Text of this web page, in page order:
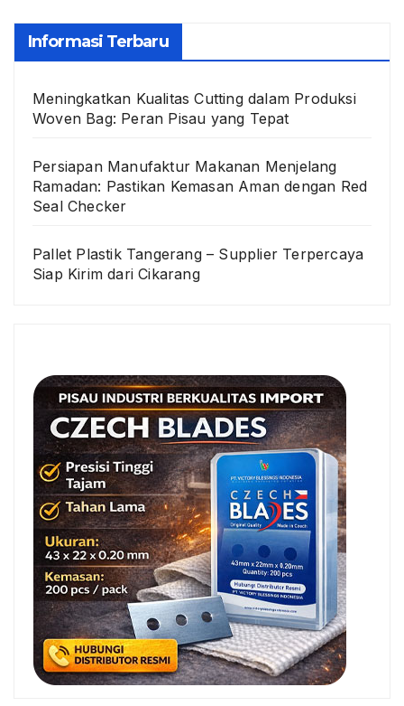
Informasi Terbaru
Meningkatkan Kualitas Cutting dalam Produksi
Woven Bag: Peran Pisau yang Tepat
Persiapan Manufaktur Makanan Menjelang
Ramadan: Pastikan Kemasan Aman dengan Red
Seal Checker
Pallet Plastik Tangerang – Supplier Terpercaya
Siap Kirim dari Cikarang